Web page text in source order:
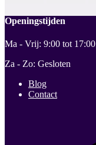
Openingstijden
Ma - Vrij: 9:00 tot 17:00
Za - Zo: Gesloten
Blog
Contact